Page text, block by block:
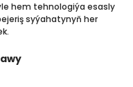
hem tehnologiýa esasly
syýahatynyň her